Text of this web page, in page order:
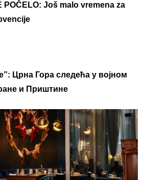
POČELO: Još malo vremena za
Црна Гора следећа у војном
и Приштине